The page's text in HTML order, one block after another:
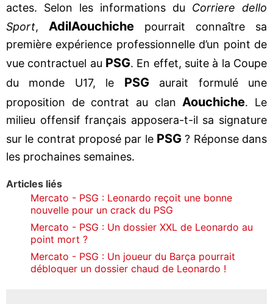
actes. Selon les informations du Corriere dello
Sport, AdilAouchiche pourrait connaître sa
première expérience professionnelle d’un point de
vue contractuel au PSG. En effet, suite à la Coupe
du monde U17, le PSGaurait formulé une
proposition de contrat au clan Aouchiche. Le
milieu offensif français apposera-t-il sa signature
sur le contrat proposé par le PSG ? Réponse dans
les prochaines semaines.
Articles liés
Mercato - PSG : Leonardo reçoit une bonne
nouvelle pour un crack du PSG
Mercato - PSG : Un dossier XXL de Leonardo au
point mort ?
Mercato - PSG : Un joueur du Barça pourrait
débloquer un dossier chaud de Leonardo !